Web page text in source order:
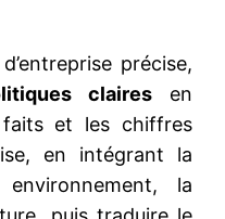
précise,
clairesen
faits et les chiffres
en intégrant la
la